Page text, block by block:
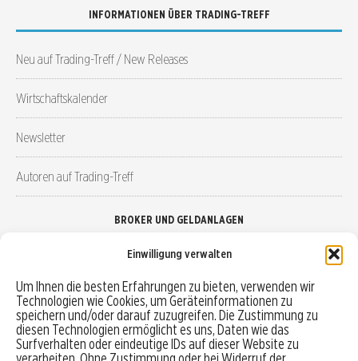
Einwilligung verwalten
Um Ihnen die besten Erfahrungen zu bieten, verwenden wir
Technologien wie Cookies, um Geräteinformationen zu
speichern und/oder darauf zuzugreifen. Die Zustimmung zu
diesen Technologien ermöglicht es uns, Daten wie das
Surfverhalten oder eindeutige IDs auf dieser Website zu
INFORMATIONEN ÜBER TRADING-TREFF
Neu auf Trading-Treff / New Releases
Wirtschaftskalender
Newsletter
Autoren auf Trading-Treff
BROKER UND GELDANLAGEN
Robo-Advisor vergleichen
Depotvergleich